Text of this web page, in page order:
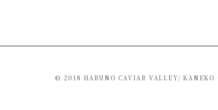
© 2018 HARUNO CAVIAR VALLEY/ KANEKO